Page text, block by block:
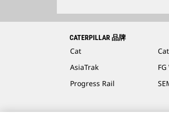
CATERPILLAR 品牌
Cat
AsiaTrak
Progress Rail